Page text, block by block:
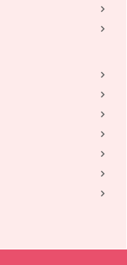
児の母、岩本 香で